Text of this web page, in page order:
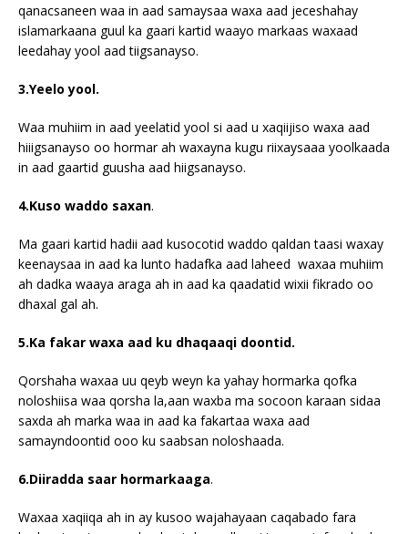
qanacsaneen waa in aad samaysaa waxa aad jeceshahay
islamarkaana guul ka gaari kartid waayo markaas waxaad
leedahay yool aad tiigsanayso.
3.Yeelo yool.
Waa muhiim in aad yeelatid yool si aad u xaqiijiso waxa aad
hiiigsanayso oo hormar ah waxayna kugu riixaysaaa yoolkaada
in aad gaartid guusha aad hiigsanayso.
4.Kuso waddo saxan.
Ma gaari kartid hadii aad kusocotid waddo qaldan taasi waxay
keenaysaa in aad ka lunto hadafka aad laheed waxaa muhiim
ah dadka waaya araga ah in aad ka qaadatid wixii fikrado oo
dhaxal gal ah.
5.Ka fakar waxa aad ku dhaqaaqi doontid.
Qorshaha waxaa uu qeyb weyn ka yahay hormarka qofka
noloshiisa waa qorsha la,aan waxba ma socoon karaan sidaa
saxda ah marka waa in aad ka fakartaa waxa aad
samayndoontid ooo ku saabsan noloshaada.
6.Diiradda saar hormarkaaga.
Waxaa xaqiiqa ah in ay kusoo wajahayaan caqabado fara